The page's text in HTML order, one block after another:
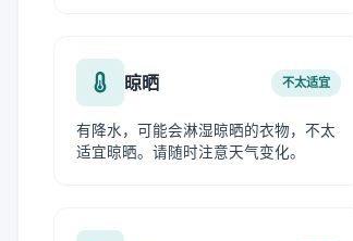
晾晒 不太适宜
有降水，可能会淋湿晾晒的衣物，不太
适宜晾晒。请随时注意天气变化。